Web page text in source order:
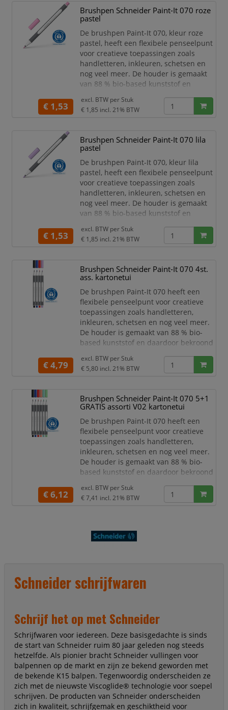
variabele lijndiktes. De kunststof
ingekapselde punt zorgt ervoor dat er
geen ongewenste verbuiging van de
punt plaa
Brushpen Schneider Paint-It 070 roze
pastel
De brushpen Paint-It 070, kleur roze
pastel, heeft een flexibele penseelpunt
voor creatieve toepassingen zoals
handletteren, inkleuren, schetsen en
nog veel meer. De houder is gemaakt
van 88 % bio-based kunststof en
bekendste milieukeurmerk "Blauer
Engel". De flexibele premium
De kunststof ingekapselde punt zorgt
ervoor dat er geen ongewenste
verbuiging van de punt plaatsvi
€ 1,53
excl. BTW per Stuk
€ 1,85 incl. 21% BTW
Brushpen Schneider Paint-It 070 lila
pastel
De brushpen Paint-It 070, kleur lila
pastel, heeft een flexibele penseelpunt
voor creatieve toepassingen zoals
handletteren, inkleuren, schetsen en
nog veel meer. De houder is gemaakt
van 88 % bio-based kunststof en
bekendste milieukeurmerk "Blauer
Engel". De flexibele premium
De kunststof ingekapselde punt zorgt
ervoor dat er geen ongewenste
€ 1,53
excl. BTW per Stuk
€ 1,85 incl. 21% BTW
Brushpen Schneider Paint-It 070 4st.
ass. kartonetui
De brushpen Paint-It 070 heeft een
flexibele penseelpunt voor creatieve
toepassingen zoals handletteren,
inkleuren, schetsen en nog veel meer.
De houder is gemaakt van 88 % bio-
based kunststof en daardoor bekroond
milieukeurmerk "Blauer Engel". De
flexibele premium penseelpunt geeft
ingekapselde punt zorgt ervoor dat er
geen ongewenste verbuiging van de
€ 4,79
excl. BTW per Stuk
€ 5,80 incl. 21% BTW
Brushpen Schneider Paint-It 070 5+1
GRATIS assorti V02 kartonetui
De brushpen Paint-It 070 heeft een
flexibele penseelpunt voor creatieve
toepassingen zoals handletteren,
inkleuren, schetsen en nog veel meer.
De houder is gemaakt van 88 % bio-
based kunststof en daardoor bekroond
milieukeurmerk "Blauer Engel". De
flexibele premium penseelpunt geeft
geen ongewenste verbuiging van de
punt plaatsvind. De kleurintensi
€ 6,12
excl. BTW per Stuk
€ 7,41 incl. 21% BTW
Schneider schrijfwaren
Schrijf het op met Schneider
Schrijfwaren voor iedereen. Deze basisgedachte is sinds
de start van Schneider ruim 80 jaar geleden nog steeds
hetzelfde. Als pionier bracht Schneider vullingen voor
balpennen op de markt en zijn ze bekend geworden met
de bekende K15 balpen. Tegenwoordig onderscheiden ze
zich met de nieuwste Viscoglide® technologie voor soepel
schrijven. De producten van Schneider onderscheiden
zich in kwaliteit, schrijfgemak en geschiktheid voor